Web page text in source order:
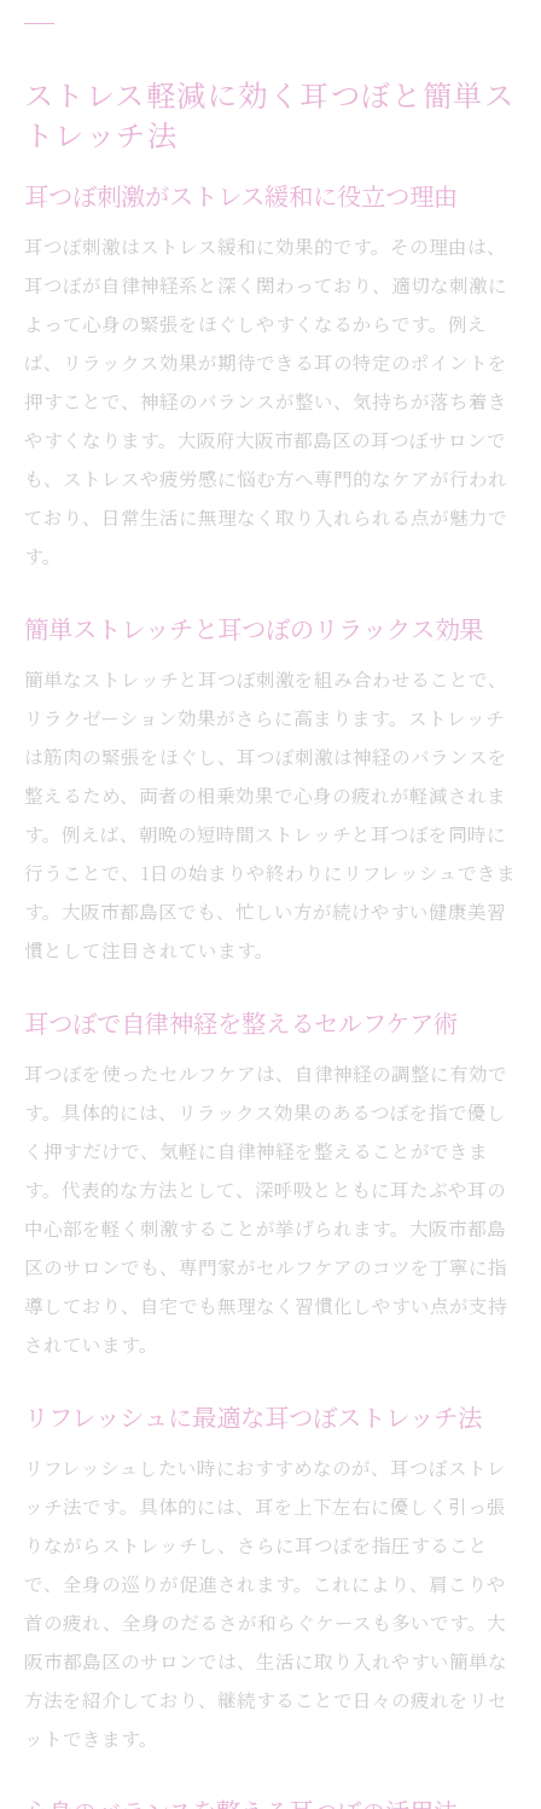
ストレス軽減に効く耳つぼと簡単ス
トレッチ法
耳つぼ刺激がストレス緩和に役立つ理由
耳つぼ刺激はストレス緩和に効果的です。その理由は、
耳つぼが自律神経系と深く関わっており、適切な刺激に
よって心身の緊張をほぐしやすくなるからです。例え
ば、リラックス効果が期待できる耳の特定のポイントを
押すことで、神経のバランスが整い、気持ちが落ち着き
やすくなります。大阪府大阪市都島区の耳つぼサロンで
も、ストレスや疲労感に悩む方へ専門的なケアが行われ
ており、日常生活に無理なく取り入れられる点が魅力で
す。
簡単ストレッチと耳つぼのリラックス効果
簡単なストレッチと耳つぼ刺激を組み合わせることで、
リラクゼーション効果がさらに高まります。ストレッチ
は筋肉の緊張をほぐし、耳つぼ刺激は神経のバランスを
整えるため、両者の相乗効果で心身の疲れが軽減されま
す。例えば、朝晩の短時間ストレッチと耳つぼを同時に
行うことで、1日の始まりや終わりにリフレッシュできま
す。大阪市都島区でも、忙しい方が続けやすい健康美習
慣として注目されています。
耳つぼで自律神経を整えるセルフケア術
耳つぼを使ったセルフケアは、自律神経の調整に有効で
す。具体的には、リラックス効果のあるつぼを指で優し
く押すだけで、気軽に自律神経を整えることができま
す。代表的な方法として、深呼吸とともに耳たぶや耳の
中心部を軽く刺激することが挙げられます。大阪市都島
区のサロンでも、専門家がセルフケアのコツを丁寧に指
導しており、自宅でも無理なく習慣化しやすい点が支持
されています。
リフレッシュに最適な耳つぼストレッチ法
リフレッシュしたい時におすすめなのが、耳つぼストレ
ッチ法です。具体的には、耳を上下左右に優しく引っ張
りながらストレッチし、さらに耳つぼを指圧すること
で、全身の巡りが促進されます。これにより、肩こりや
首の疲れ、全身のだるさが和らぐケースも多いです。大
阪市都島区のサロンでは、生活に取り入れやすい簡単な
方法を紹介しており、継続することで日々の疲れをリセ
ットできます。